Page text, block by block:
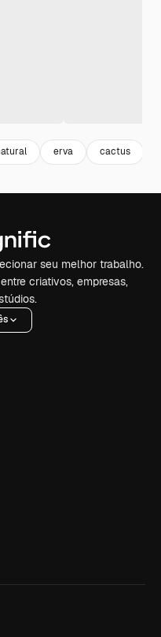
erva cactus
seu melhor trabalho.
criativos, empresas,